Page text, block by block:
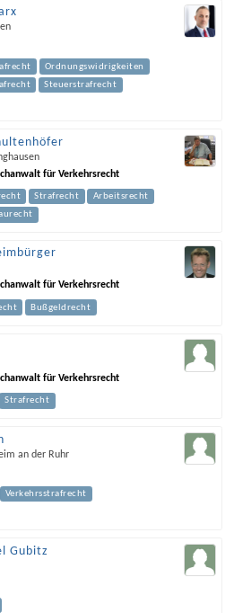
Ordnungswidrigkeiten
Steuerstrafrecht
für Verkehrsrecht
Strafrecht
Arbeitsrecht
für Verkehrsrecht
Bußgeldrecht
für Verkehrsrecht
Strafrecht
an der Ruhr
Verkehrsstrafrecht
Gubitz